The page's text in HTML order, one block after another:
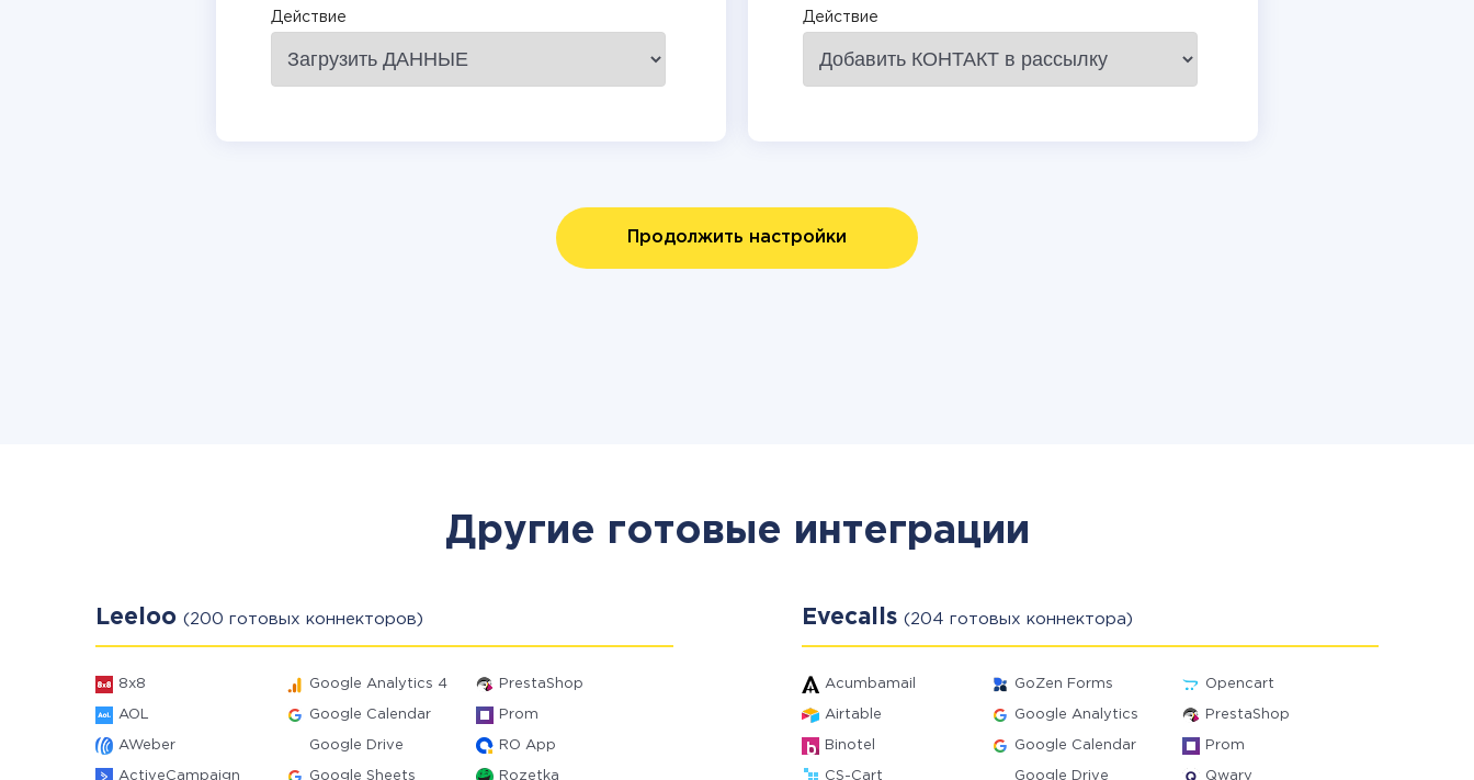
Действие Действие
Продолжить настройки
Другие готовые интеграции
Leeloo (200 готовых коннекторов)
8x8 Google Analytics 4 PrestaShop
AOL Google Calendar Prom
AWeber Google Drive RO App
ActiveCampaign Google Sheets Rozetka
Evecalls (204 готовых коннектора)
Acumbamail GoZen Forms Opencart
Airtable Google Analytics PrestaShop
Binotel Google Calendar Prom
CS-Cart Google Drive Qwary